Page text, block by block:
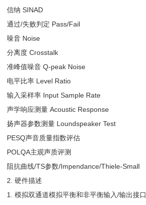
信纳 SINAD
通过/失败判定 Pass/Fail
噪音 Noise
分离度 Crosstalk
准峰值噪音 Q-peak Noise
电平比率 Level Ratio
输入采样率 Input Sample Rate
声学响应测量 Acoustic Response
扬声器参数测量 Loundspeaker Test
PESQ声音质量指数评估
POLQA主观声质评测
阻抗曲线/TS参数/Impendance/Thiele-Small
2. 硬件描述
1. 模拟双通道模拟平衡和非平衡输入/输出接口